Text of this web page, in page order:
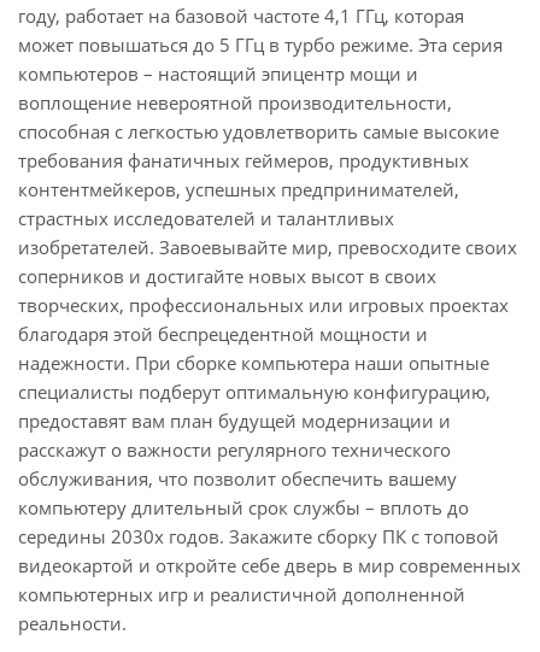
году, работает на базовой частоте 4,1 ГГц, которая
может повышаться до 5 ГГц в турбо режиме. Эта серия
компьютеров – настоящий эпицентр мощи и
воплощение невероятной производительности,
способная с легкостью удовлетворить самые высокие
требования фанатичных геймеров, продуктивных
контентмейкеров, успешных предпринимателей,
страстных исследователей и талантливых
изобретателей. Завоевывайте мир, превосходите своих
соперников и достигайте новых высот в своих
творческих, профессиональных или игровых проектах
благодаря этой беспрецедентной мощности и
надежности. При сборке компьютера наши опытные
специалисты подберут оптимальную конфигурацию,
предоставят вам план будущей модернизации и
расскажут о важности регулярного технического
обслуживания, что позволит обеспечить вашему
компьютеру длительный срок службы – вплоть до
середины 2030х годов. Закажите сборку ПК с топовой
видеокартой и откройте себе дверь в мир современных
компьютерных игр и реалистичной дополненной
реальности.